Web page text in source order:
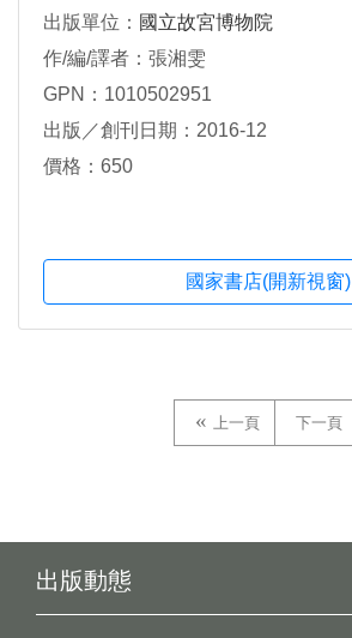
出版單位： 國立故宮博物院
作/編/譯者：張湘雯
GPN：1010502951
出版／創刊日期：2016-12
價格：650
國家書店(開新視窗)
上一頁 下一頁
出版動態